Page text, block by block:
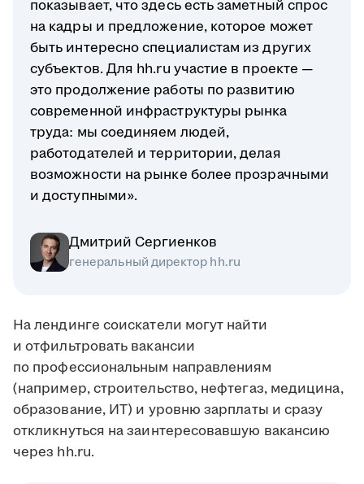
показывает, что здесь есть заметный спрос
на кадры и предложение, которое может
быть интересно специалистам из других
субъектов. Для hh.ru участие в проекте —
это продолжение работы по развитию
современной инфраструктуры рынка
труда: мы соединяем людей,
работодателей и территории, делая
возможности на рынке более прозрачными
и доступными».
Дмитрий Сергиенков
генеральный директор hh.ru
На лендинге соискатели могут найти
и отфильтровать вакансии
по профессиональным направлениям
(например, строительство, нефтегаз, медицина,
образование, ИТ) и уровню зарплаты и сразу
откликнуться на заинтересовавшую вакансию
через hh.ru.